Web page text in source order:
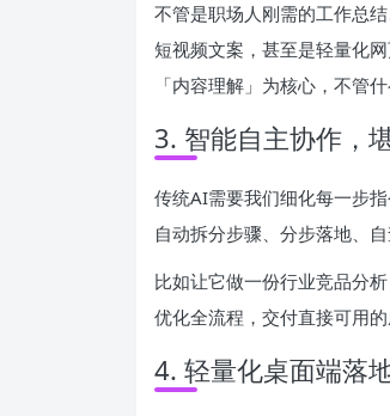
不管是职场人刚需的工作总结
短视频文案，甚至是轻量化
「内容理解」为核心，不管
3. 智能自主协作，
传统AI需要我们细化每一步
自动拆分步骤、分步落地、
比如让它做一份行业竞品分
优化全流程，交付直接可用
4. 轻量化桌面端落